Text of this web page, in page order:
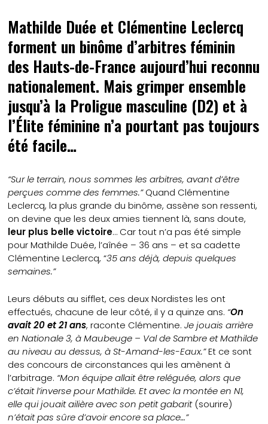
Mathilde Duée et Clémentine Leclercq
forment un binôme d’arbitres féminin
des Hauts-de-France aujourd’hui reconnu
nationalement. Mais grimper ensemble
jusqu’à la Proligue masculine (D2) et à
l’Élite féminine n’a pourtant pas toujours
été facile…
“Sur le terrain, nous sommes les arbitres, avant d’être
perçues comme des femmes.”Quand Clémentine
Leclercq, la plus grande du binôme, assène son ressenti,
on devine que les deux amies tiennent là, sans doute,
leur plus belle victoire… Car tout n’a pas été simple
pour Mathilde Duée, l’aînée – 36 ans – et sa cadette
Clémentine Leclercq, “35 ans déjà, depuis quelques
semaines.”
Leurs débuts au sifflet, ces deux Nordistes les ont
effectués, chacune de leur côté, il y a quinze ans. “On
avait 20 et 21 ans, raconte Clémentine.Je jouais arrière
en Nationale 3, à Maubeuge – Val de Sambre et Mathilde
au niveau au dessus, à St-Amand-les-Eaux.”Et ce sont
des concours de circonstances qui les amènent à
l’arbitrage. “Mon équipe allait être reléguée, alors que
c’était l’inverse pour Mathilde. Et avec la montée en N1,
elle qui jouait ailière avec son petit gabarit(sourire)
n’était pas sûre d’avoir encore sa place…”